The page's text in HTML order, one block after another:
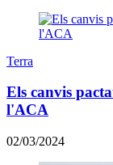
Terra
Els canvis
l'ACA
02/03/2024